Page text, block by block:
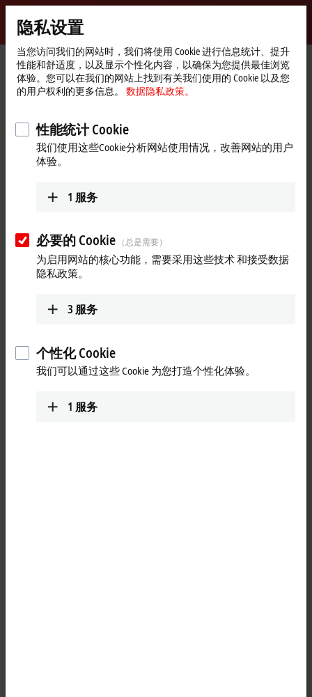
Beckhoff
-
自
动
化
技
术
Start
page
公司简介 全球业务 印度 Sales
Sales, 印度
地址和联系方式
Beckhoff Automation Pvt. Ltd.
Naylor Road, Off Mangaldas Road
Pune411001
印度
info@beckhoff.co.in
www.beckhoff.com/hi-in/
隐私设置
当您访问我们的网站时，我们将使用 Cookie 进行信息统计、提升
性能和舒适度，以及显示个性化内容，以确保为您提供最佳浏览
体验。您可以在我们的网站上找到有关我们使用的 Cookie 以及您
的用户权利的更多信息。
数据隐私政策。
性能统计 Cookie
我们使用这些Cookie分析网站使用情况，改善网站的用户
体验。
1 服务
必要的 Cookie （总是需要）
为启用网站的核心功能，需要采用这些技术 和接受数据
隐私政策。
3 服务
个性化 Cookie
我们可以通过这些 Cookie 为您打造个性化体验。
1 服务